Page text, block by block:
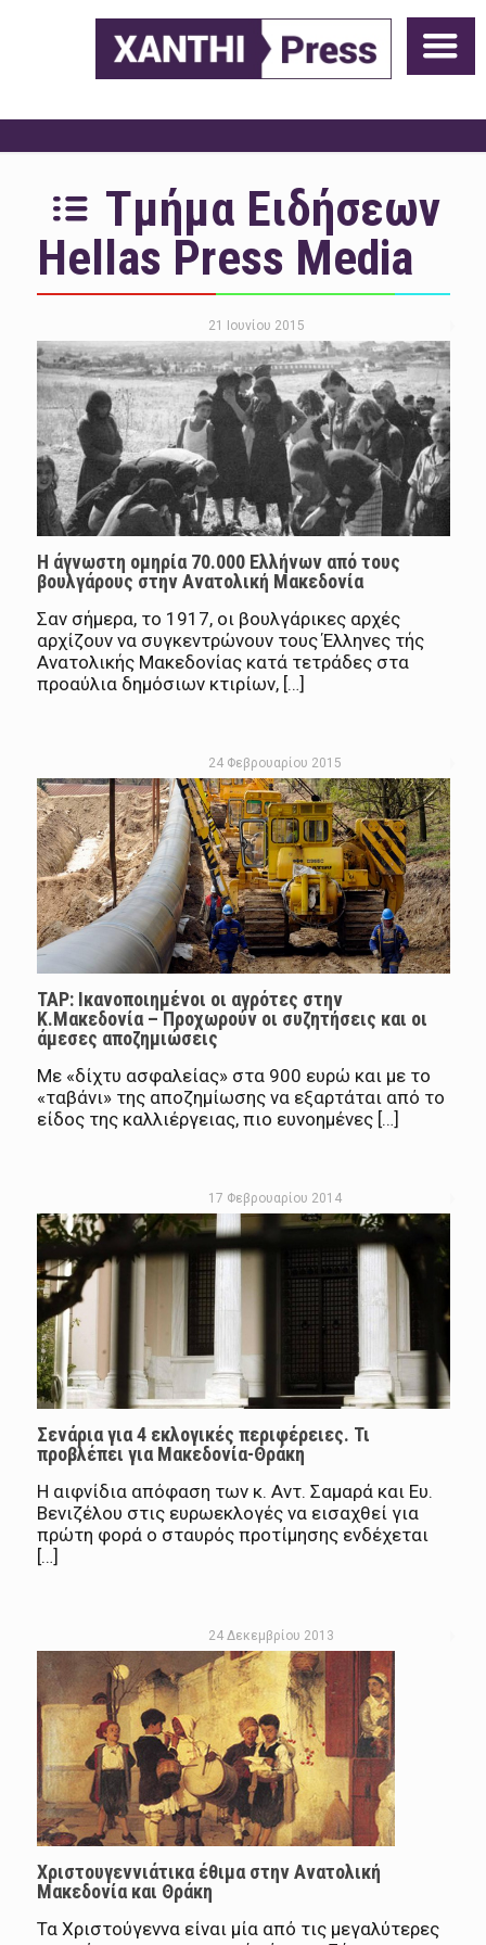
Τμήμα Ειδήσεων
Hellas Press Media
21 Ιουνίου 2015
Η άγνωστη ομηρία 70.000 Ελλήνων από τους
βουλγάρους στην Ανατολική Μακεδονία
Σαν σήμερα, το 1917, οι βουλγάρικες αρχές
αρχίζουν να συγκεντρώνουν τους Έλληνες τής
Ανατολικής Μακεδονίας κατά τετράδες στα
προαύλια δημόσιων κτιρίων, […]
24 Φεβρουαρίου 2015
TAP: Ικανοποιημένοι οι αγρότες στην
Κ.Μακεδονία – Προχωρούν οι συζητήσεις και οι
άμεσες αποζημιώσεις
Με «δίχτυ ασφαλείας» στα 900 ευρώ και µε το
«ταβάνι» της αποζηµίωσης να εξαρτάται από το
είδος της καλλιέργειας, πιο ευνοηµένες […]
17 Φεβρουαρίου 2014
Σενάρια για 4 εκλογικές περιφέρειες. Τι
προβλέπει για Μακεδονία-Θράκη
Η αιφνίδια απόφαση των κ. Αντ. Σαμαρά και Ευ.
Βενιζέλου στις ευρωεκλογές να εισαχθεί για
πρώτη φορά ο σταυρός προτίμησης ενδέχεται
[…]
24 Δεκεμβρίου 2013
Χριστουγεννιάτικα έθιμα στην Ανατολική
Μακεδονία και Θράκη
Τα Χριστούγεννα είναι μία από τις μεγαλύτερες